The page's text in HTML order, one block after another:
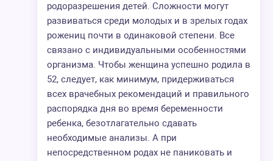
родоразрешения детей. Сложности могут
развиваться среди молодых и в зрелых годах
рожениц почти в одинаковой степени. Все
связано с индивидуальными особенностями
организма. Чтобы женщина успешно родила в
52, следует, как минимум, придерживаться
всех врачебных рекомендаций и правильного
распорядка дня во время беременности
ребенка, безотлагательно сдавать
необходимые анализы. А при
непосредственном родах не паниковать и